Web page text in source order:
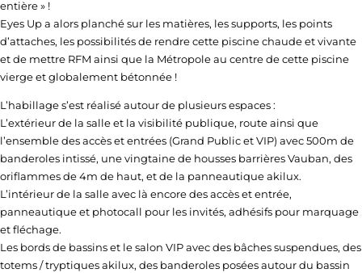
entière » !
Eyes Up a alors planché sur les matières, les supports, les points
d’attaches, les possibilités de rendre cette piscine chaude et vivante
et de mettre RFM ainsi que la Métropole au centre de cette piscine
vierge et globalement bétonnée !
L’habillage s’est réalisé autour de plusieurs espaces :
L’extérieur de la salle et la visibilité publique, route ainsi que
l’ensemble des accès et entrées (Grand Public et VIP) avec 500m de
banderoles intissé, une vingtaine de housses barrières Vauban, des
oriflammes de 4m de haut, et de la panneautique akilux.
L’intérieur de la salle avec là encore des accès et entrée,
panneautique et photocall pour les invités, adhésifs pour marquage
et fléchage.
Les bords de bassins et le salon VIP avec des bâches suspendues, des
totems / tryptiques akilux, des banderoles posées autour du bassin